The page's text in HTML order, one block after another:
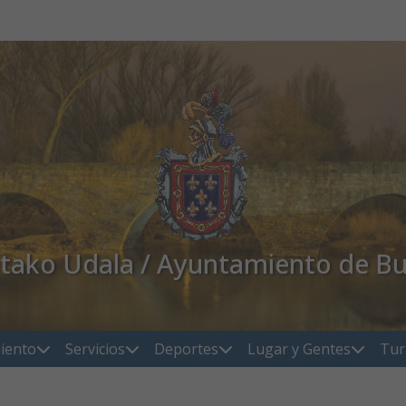
Udala / Ayuntamiento de
Servicios Deportes Lugar y Gentes